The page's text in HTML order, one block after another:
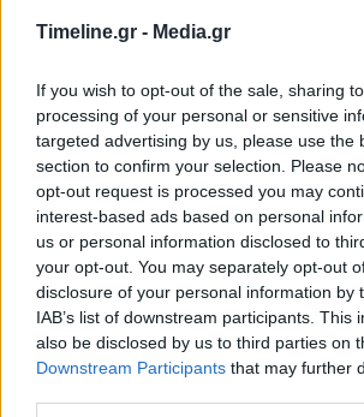
Timeline.gr - Media.gr
If you wish to opt-out of the sale, sharing
processing of your personal or sensitive
targeted advertising by us, please use the
section to confirm your selection. Please
opt-out request is processed you may
interest-based ads based on personal
us or personal information disclosed to
your opt-out. You may separately opt-out
disclosure of your personal information by
IAB’s list of downstream participants. This
also be disclosed by us to third parties on
Downstream Participants that may further
Γιώργος Λιάγκας για τη
στα Τέμπη: «Είναι δραματικά
11:33 - 1 Μαρτίου 2023
«Είναι δραματικά τα πράγματα.
λυπημένοι και στενοχωρημένοι
γίνονται αλλά πρέπει να τα